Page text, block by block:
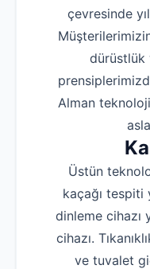
çevresinde
dürüstlük
Alman
Üstün
kaçağı tespiti
dinleme cihazı
cihazı.
ve tuvalet